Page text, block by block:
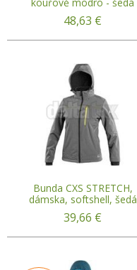
48,63 €
Bunda CXS STRETCH,
dámska, softshell, šedá
39,66 €